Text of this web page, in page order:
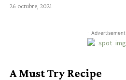
26 octubre, 2021
-
A Must Try Recipe